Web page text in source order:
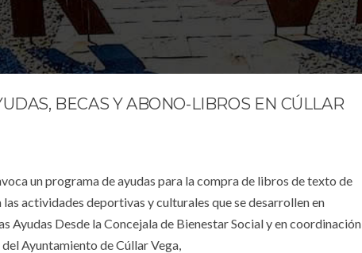
BECAS Y ABONO-LIBROS EN CÚLLAR
un programa de ayudas para la compra de libros de texto de
actividades deportivas y culturales que se desarrollen en
Ayudas Desde la Concejala de Bienestar Social y en coordinación
Ayuntamiento de Cúllar Vega,